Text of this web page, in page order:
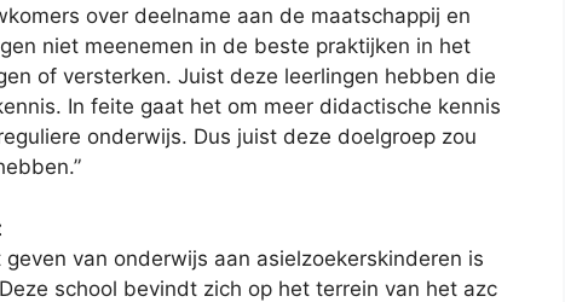
over deelname aan de maatschappij en
niet meenemen in de beste praktijken in het
of versterken. Juist deze leerlingen hebben die
In feite gaat het om meer didactische kennis
onderwijs. Dus juist deze doelgroep zou
van onderwijs aan asielzoekerskinderen is
school bevindt zich op het terrein van het azc